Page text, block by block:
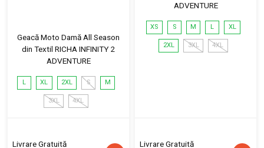
Geacă Moto Damă All Season
din Textil RICHA INFINITY 2
ADVENTURE
L XL 2XL S M
3XL 4XL
Livrare Gratuită
ADVENTURE
XS S M L XL
2XL 3XL 4XL
Livrare Gratuită